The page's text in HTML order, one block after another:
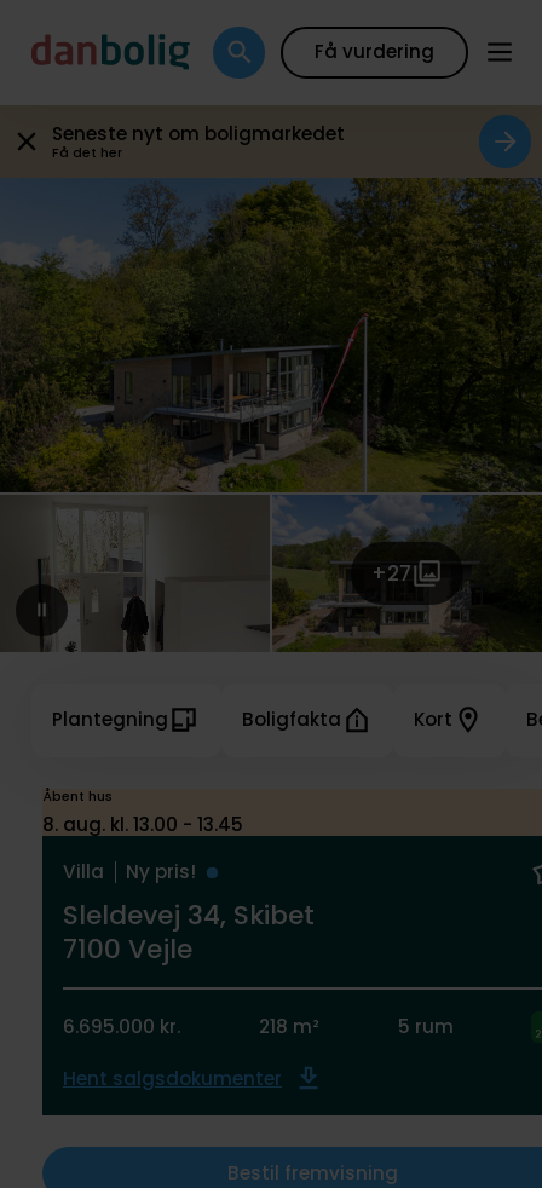
Få vurdering
Seneste nyt om boligmarkedet
Få det her
+27
Åbent hus
8. aug. kl. 13.00 - 13.45
Villa
Ny pris!
Sleldevej 34, Skibet
7100 Vejle
6.695.000 kr. 218 m² 5 rum
Hent salgsdokumenter
Bestil fremvisning
Plantegning Boligfakta Kort
Galleri Plantegning Boligfakta Kort